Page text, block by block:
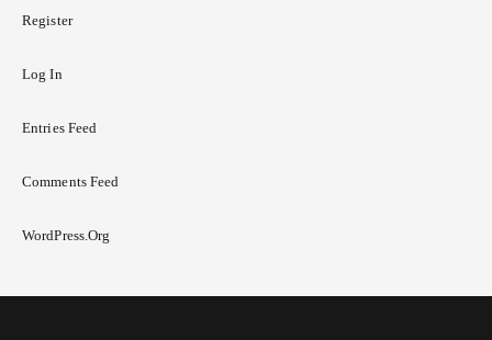
Register
Log In
Entries Feed
Comments Feed
WordPress.org